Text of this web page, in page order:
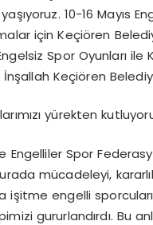
10-16 Mayıs
için Keçiören
Spor Oyunları
Keçiören
yürekten
Engelliler Spor
mücadeleyi,
işitme engelli
gururlandırdı. Bu